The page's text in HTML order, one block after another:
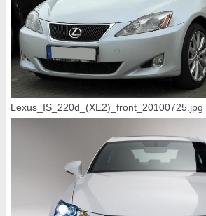
Lexus_IS_220d_(XE2)_front_20100725.jpg